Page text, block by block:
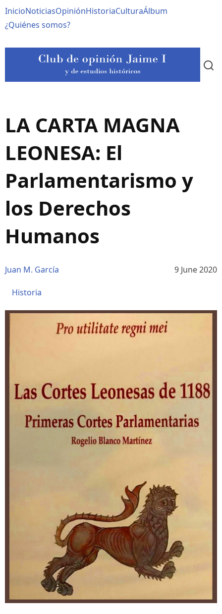
al
contenido
Navegación
principal
InicioNoticiasOpiniónHistoriaCulturaÁlbum
¿Quiénes somos?
LA CARTA MAGNA
LEONESA: El
Parlamentarismo y
los Derechos
Humanos
Juan M. García 9 June 2020
Historia